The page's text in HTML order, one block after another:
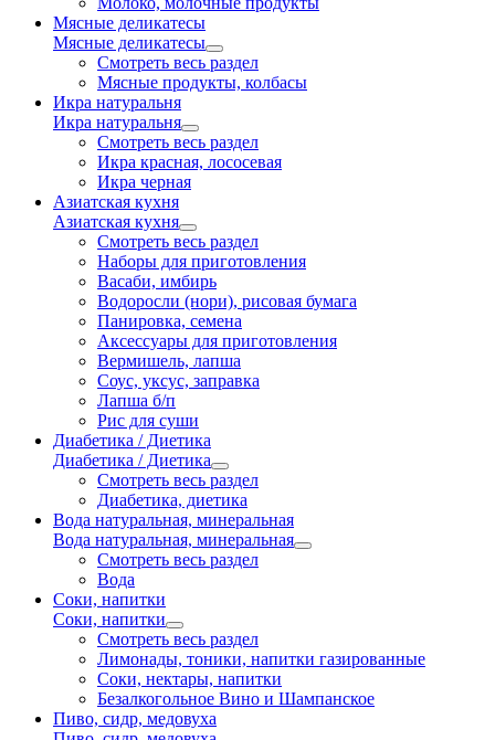
Мясные деликатесы
Мясные деликатесы
Смотреть весь раздел
Мясные продукты, колбасы
Икра натуральня
Икра натуральня
Смотреть весь раздел
Икра красная, лососевая
Икра черная
Азиатская кухня
Азиатская кухня
Смотреть весь раздел
Наборы для приготовления
Васаби, имбирь
Водоросли (нори), рисовая бумага
Панировка, семена
Аксессуары для приготовления
Вермишель, лапша
Соус, уксус, заправка
Лапша б/п
Рис для суши
Диабетика / Диетика
Диабетика / Диетика
Смотреть весь раздел
Диабетика, диетика
Вода натуральная, минеральная
Вода натуральная, минеральная
Смотреть весь раздел
Вода
Соки, напитки
Соки, напитки
Смотреть весь раздел
Лимонады, тоники, напитки газированные
Соки, нектары, напитки
Безалкогольное Вино и Шампанское
Пиво, сидр, медовуха